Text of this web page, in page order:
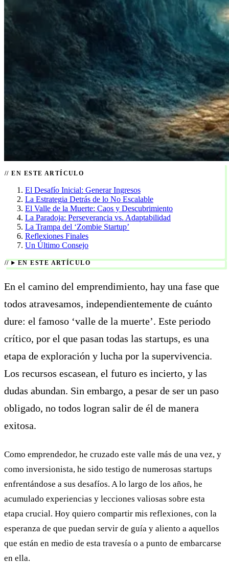
EN ESTE ARTÍCULO
El Desafío Inicial: Generar Ingresos
La Estrategia Detrás de lo No Escalable
El Valle de la Muerte: Caos y Descubrimiento
La Paradoja: Perseverancia vs. Adaptabilidad
La Trampa del ‘Zombie Startup’
Reflexiones Finales
Un Último Consejo
EN ESTE ARTÍCULO
En el camino del emprendimiento, hay una fase que
todos atravesamos, independientemente de cuánto
dure: el famoso ‘valle de la muerte’. Este periodo
crítico, por el que pasan todas las startups, es una
etapa de exploración y lucha por la supervivencia.
Los recursos escasean, el futuro es incierto, y las
dudas abundan. Sin embargo, a pesar de ser un paso
obligado, no todos logran salir de él de manera
exitosa.
Como emprendedor, he cruzado este valle más de una vez, y
como inversionista, he sido testigo de numerosas startups
enfrentándose a sus desafíos. A lo largo de los años, he
acumulado experiencias y lecciones valiosas sobre esta
etapa crucial. Hoy quiero compartir mis reflexiones, con la
esperanza de que puedan servir de guía y aliento a aquellos
que están en medio de esta travesía o a punto de embarcarse
en ella.